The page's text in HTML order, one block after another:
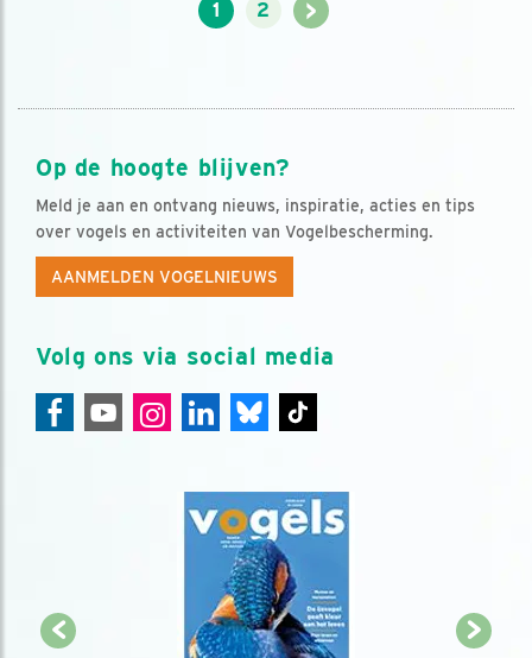
1 2 >
Op de hoogte blijven?
Meld je aan en ontvang nieuws, inspiratie, acties en tips
over vogels en activiteiten van Vogelbescherming.
AANMELDEN VOGELNIEUWS
Volg ons via social media